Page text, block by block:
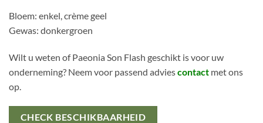
Bloem: enkel, crème geel
Gewas: donkergroen
Wilt u weten of Paeonia Son Flash geschikt is voor uw
onderneming? Neem voor passend adviescontact met ons
op.
CHECK BESCHIKBAARHEID